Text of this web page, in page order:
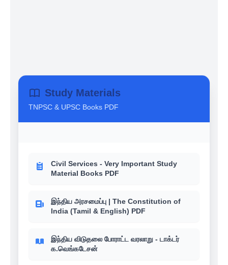
Study Materials
TNPSC & UPSC Books PDF
Civil Services - Very Important Study
Material Books PDF
இந்திய அரசமைப்பு | The Constitution of
India (Tamil & English) PDF
இந்திய விடுதலை போராட்ட வரலாறு - டாக்டர்
க.வெங்கடேசன்